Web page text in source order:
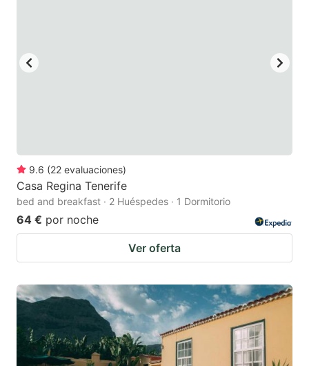
9.6 (22 evaluaciones)
Casa Regina Tenerife
bed and breakfast · 2 Huéspedes · 1 Dormitorio
64 € por noche
Ver oferta